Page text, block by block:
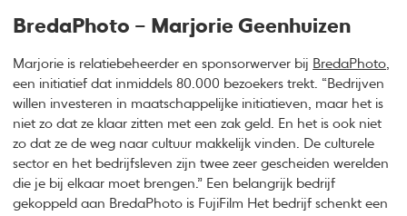
BredaPhoto – Marjorie Geenhuizen
Marjorie is relatiebeheerder en sponsorwerver bij BredaPhoto,
een initiatief dat inmiddels 80.000 bezoekers trekt. “Bedrijven
willen investeren in maatschappelijke initiatieven, maar het is
niet zo dat ze klaar zitten met een zak geld. En het is ook niet
zo dat ze de weg naar cultuur makkelijk vinden. De culturele
sector en het bedrijfsleven zijn twee zeer gescheiden werelden
die je bij elkaar moet brengen.” Een belangrijk bedrijf
gekoppeld aan BredaPhoto is FujiFilm Het bedrijf schenkt een